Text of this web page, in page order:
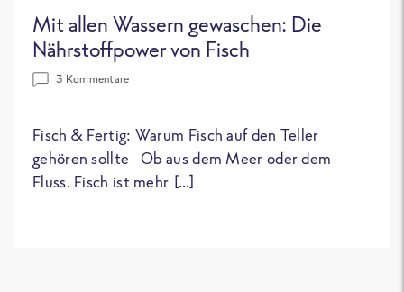
Mit allen Wassern gewaschen: Die
Nährstoffpower von Fisch
3 Kommentare
Fisch & Fertig: Warum Fisch auf den Teller
gehören sollte Ob aus dem Meer oder dem
Fluss. Fisch ist mehr […]